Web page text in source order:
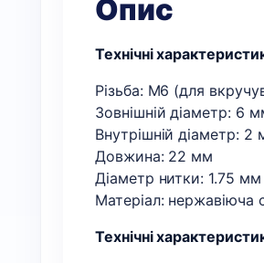
Опис
Технічні
Різьба: М6 (для
Зовнішній діаметр: 6
Внутрішній діаметр:
Довжина: 22 мм
Діаметр нитки: 1.75 мм
Матеріал: нержавіюча
Технічні